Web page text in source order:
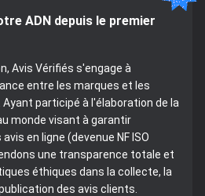
ADN depuis le premier
Avis Vérifiés s'engage à
entre les marques et les
participé à l'élaboration de la
monde visant à garantir
en ligne (devenue NF ISO
une transparence totale et
éthiques dans la collecte, la
des avis clients.